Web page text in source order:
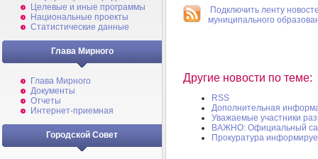
Целевые и иные программы
Национальные проекты
Статистические данные
Глава Мирного
Глава Мирного
Документы
Отчеты
Интернет-приемная
Городской Совет
Подключить ленту
муниципального
Другие новости по теме:
RSS
Дополнительная
Уважаемые участники
ВАЖНО: Официальный
Прокуратура